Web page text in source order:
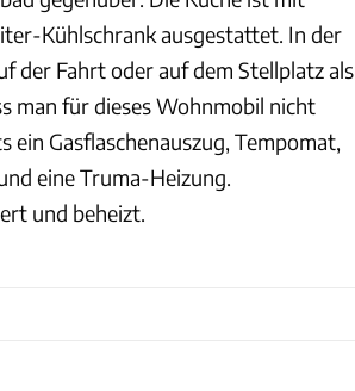
Kühlschrank ausgestattet. In der
der Fahrt oder auf dem Stellplatz als
man für dieses Wohnmobil nicht
Gasflaschenauszug, Tempomat,
eine Truma-Heizung.
und beheizt.